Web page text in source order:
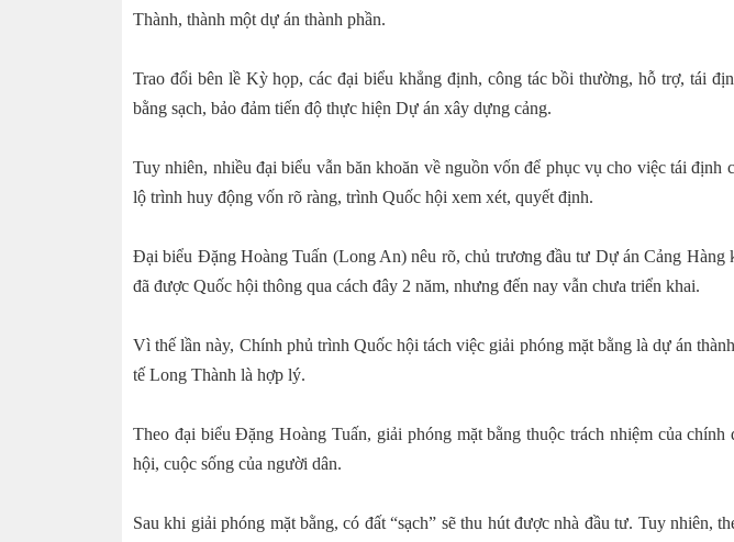
Thành, thành một dự án thành phần.
Trao đổi bên lề Kỳ họp, các đại biểu khẳng định, công tác bồi thường, hỗ trợ, tái
bằng sạch, bảo đảm tiến độ thực hiện Dự án xây dựng cảng.
Tuy nhiên, nhiều đại biểu vẫn băn khoăn về nguồn vốn để phục vụ cho việc tái định
lộ trình huy động vốn rõ ràng, trình Quốc hội xem xét, quyết định.
Đại biểu Đặng Hoàng Tuấn (Long An) nêu rõ, chủ trương đầu tư Dự án Cảng
đã được Quốc hội thông qua cách đây 2 năm, nhưng đến nay vẫn chưa triển khai.
Vì thế lần này, Chính phủ trình Quốc hội tách việc giải phóng mặt bằng là dự án
tế Long Thành là hợp lý.
Theo đại biểu Đặng Hoàng Tuấn, giải phóng mặt bằng thuộc trách nhiệm của
hội, cuộc sống của người dân.
Sau khi giải phóng mặt bằng, có đất “sạch” sẽ thu hút được nhà đầu tư. Tuy nhiên,